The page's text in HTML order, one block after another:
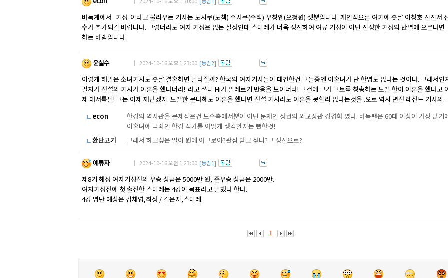
바둑계에서 -기성-이라고 불리우는 기사는 도사쿠(도책) 슈사쿠(수책) 우칭엔(오청원) 셋뿐입니다. 개인적으론 여기에 훗날 이창호 신진서
수가 추가되길 바랍니다. 그렇더라도 여자 기성은 없는 실정인데 스미레가 더욱 정진하여 여류 기성이 아닌 진정한 기성의 반열에 오른다면
하는 바램입니다.
윤실수 ｜ 2024-10-16 오후 1:23:00 [동감2]
이렇게 해맑은 소녀기사도 훗날 결혼하면 달라질까? 한국의 여자기사들이 대견한건 그들중엔 이혼녀가 단 한명도 없다는 것이다. 그래서인
필자가 전설의 기사가 이혼을 했다더라!-라고 쓰니 Hi가 알레르기 반응을 보이더라! 그건데 그가 그토록 칭송하는 노벨 한이 이혼을 했다고
제 대서특필! 그는 이제 깨닫겠지. 노벨한 문다혜도 이혼을 했다면 전설 기사라도 이혼을 못할리 없다는것을..오로 역시 년전 레전드 기사의.
econ
한강의 역사관을 문제삼은건 보수측에서뿐이 아닌 문재인 정권의 외교장관 강경화 였다. 바둑팬은 60대 이상이 가장 많기
이혼녀에 극좌인 한강 작가를 어떻게 생각할지는 뻔한것!
환단고기
그래서 하고싶은 말이 뭔데.어그로야?관심 받고 싶니?그 정신으로?
예류자 ｜ 2024-10-16 오전 1:23:00 [동감1]
제8기 해성 여자기성전의 우승 상금은 5000만 원, 준우승 상금은 2000만.
여자기성전에 첫 출전한 스미레는 4강이 목표라고 말했다 한다.
4강 명단 예상은 김채영,최정 / 김은지,스미레.
1